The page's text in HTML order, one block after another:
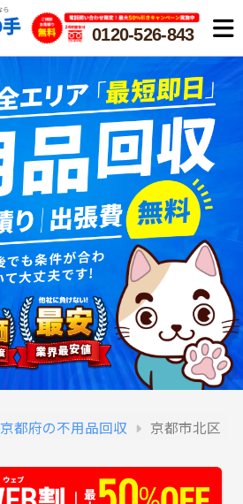
0120-526-843
京都府の不用品回収 京都市北区